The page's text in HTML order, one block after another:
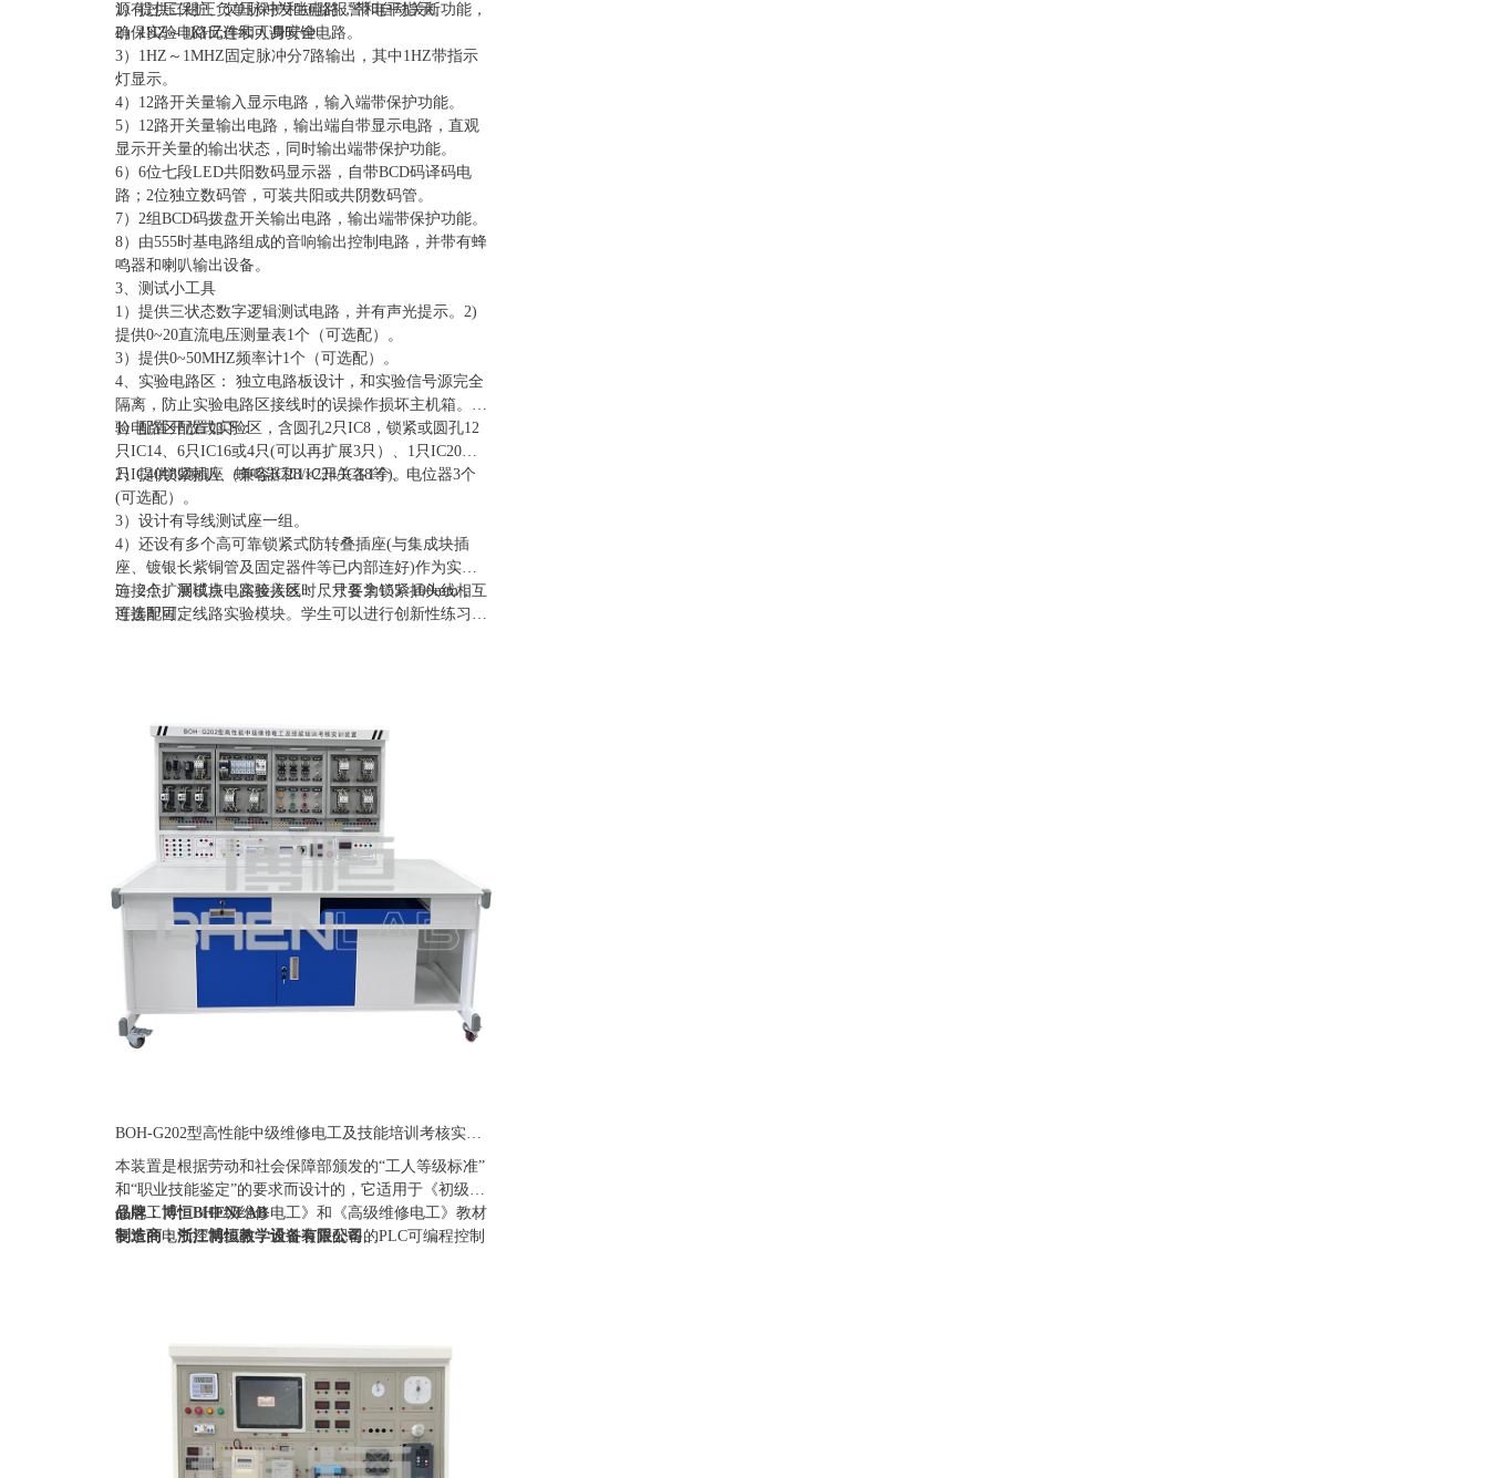
源有过压保护、欠压保护和短路报警和自动关断功能，
确保实验电路元件和人身安全。
1）提供二组正负单脉冲发生电路，带电平指示。
2）1HZ～1KHZ连续可调时钟电路。
3）1HZ～1MHZ固定脉冲分7路输出，其中1HZ带指示
灯显示。
4）12路开关量输入显示电路，输入端带保护功能。
5）12路开关量输出电路，输出端自带显示电路，直观
显示开关量的输出状态，同时输出端带保护功能。
6）6位七段LED共阳数码显示器，自带BCD码译码电
路；2位独立数码管，可装共阳或共阴数码管。
7）2组BCD码拨盘开关输出电路，输出端带保护功能。
8）由555时基电路组成的音响输出控制电路，并带有蜂
鸣器和喇叭输出设备。
3、测试小工具
1）提供三状态数字逻辑测试电路，并有声光提示。2)
提供0~20直流电压测量表1个（可选配）。
3）提供0~50MHZ频率计1个（可选配）。
4、实验电路区： 独立电路板设计，和实验信号源完全
隔离，防止实验电路区接线时的误操作损坏主机箱。实
验电路区配置如下：
1）配置开放式实验区，含圆孔2只IC8，锁紧或圆孔12
只IC14、6只IC16或4只(可以再扩展3只）、1只IC20、1
只IC40锁紧插座（兼容IC28/IC24/IC18等)。
2）提供8Ω喇叭、蜂鸣器和1×2开关各1个、电位器3个
(可选配）。
3）设计有导线测试座一组。
4）还设有多个高可靠锁紧式防转叠插座(与集成块插
座、镀银长紫铜管及固定器件等已内部连好)作为实验
连接点、测试点，实验接线时，只要拿锁紧插头线相互
连接即可。
5）2个扩展模块电路接入区：尺寸各为155×100mm，
可选配固定线路实验模块。学生可以进行创新性练习，
BOH-G202型高性能中级维修电工及技能培训考核实训装置
本装置是根据劳动和社会保障部颁发的“工人等级标准”
和“职业技能鉴定”的要求而设计的，它适用于《初级维
修电工》、《中级维修电工》和《高级维修电工》教材
要求的电气控制线路，通过装置配备的PLC可编程控制
校、技校中、高级维修电工技能考核的理想设备。
品牌：博恒BHENLAB
制造商：浙江博恒教学设备有限公司